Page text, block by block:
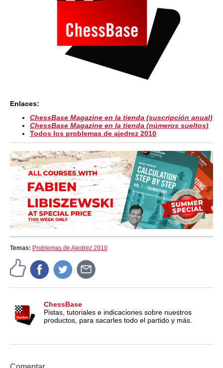
Enlaces:
ChessBase Magazine en la tienda (suscripción anual)
ChessBase Magazine en la tienda (números sueltos)
Todos los problemas de ajedrez 2010
Temas: Problemas de Ajedrez 2010
ChessBase
Pistas, tutoriales e indicaciones sobre nuestros
productos, para sacarles todo el partido y más.